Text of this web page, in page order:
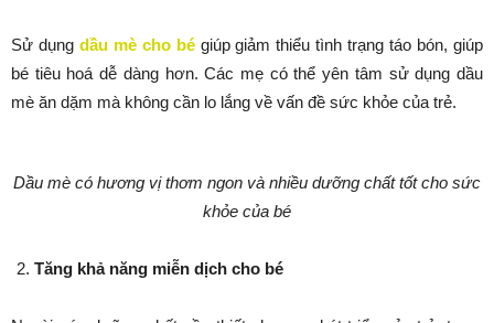
Sử dụng dầu mè cho bégiúp giảm thiểu tình trạng táo bón, giúp
bé tiêu hoá dễ dàng hơn. Các mẹ có thể yên tâm sử dụng dầu
mè ăn dặm mà không cần lo lắng về vấn đề sức khỏe của trẻ.
Dầu mè có hương vị thơm ngon và nhiều dưỡng chất tốt cho sức
khỏe của bé
Tăng khả năng miễn dịch cho bé